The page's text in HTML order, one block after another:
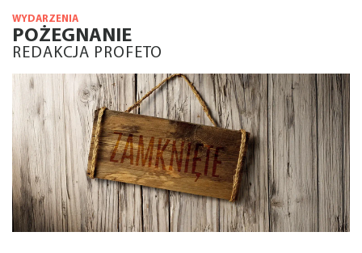
WYDARZENIA
POŻEGNANIE
REDAKCJA PROFETO